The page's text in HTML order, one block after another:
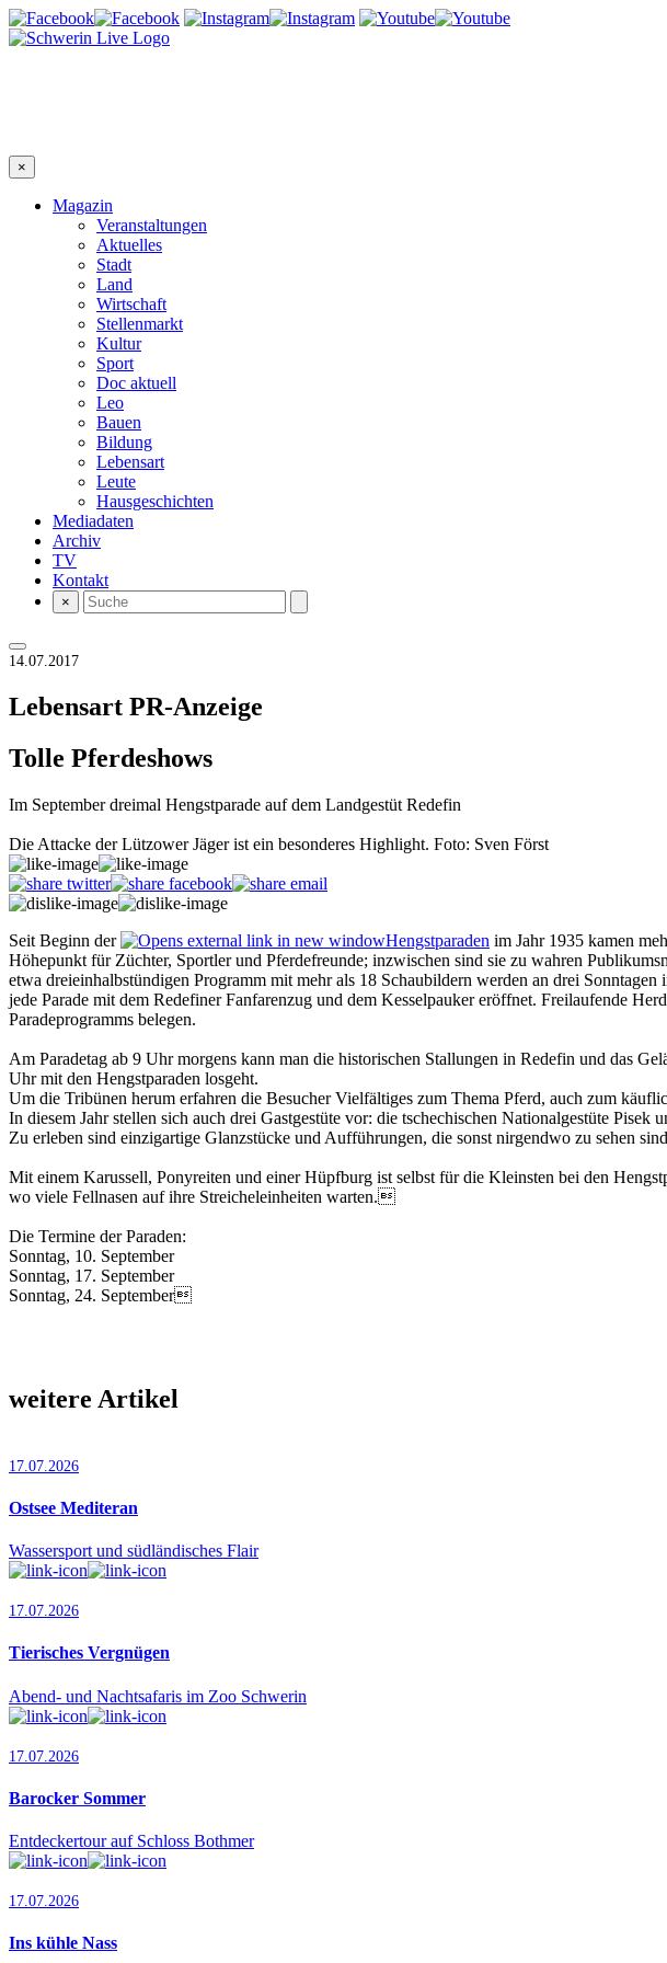
×
Magazin
Veranstaltungen
Aktuelles
Stadt
Land
Wirtschaft
Stellenmarkt
Kultur
Sport
Doc aktuell
Leo
Bauen
Bildung
Lebensart
Leute
Hausgeschichten
Mediadaten
Archiv
TV
Kontakt
×
14.07.2017
Lebensart PR-Anzeige
Tolle Pferdeshows
Im September dreimal Hengstparade auf dem Landgestüt Redefin
Die Attacke der Lützower Jäger ist ein besonderes Highlight. Foto: Sven Först
Seit Beginn der Hengstparaden im Jahr 1935 kamen
Höhepunkt für Züchter, Sportler und Pferdefreunde; inzwischen sind sie zu wahren
etwa dreieinhalbstündigen Programm mit mehr als 18 Schaubildern werden an drei
jede Parade mit dem Redefiner Fanfarenzug und dem Kesselpauker eröffnet. Freilaufende
Paradeprogramms belegen.
Am Paradetag ab 9 Uhr morgens kann man die historischen Stallungen in Redefin und das
Uhr mit den Hengstparaden losgeht.
Um die Tribünen herum erfahren die Besucher Vielfältiges zum Thema Pferd, auch zum
In diesem Jahr stellen sich auch drei Gastgestüte vor: die tschechischen Nationalgestüte
Zu erleben sind einzigartige Glanzstücke und Aufführungen, die sonst nirgendwo zu sehen
Mit einem Karussell, Ponyreiten und einer Hüpfburg ist selbst für die Kleinsten bei den
wo viele Fellnasen auf ihre Streicheleinheiten warten.
Die Termine der Paraden:
Sonntag, 10. September
Sonntag, 17. September
Sonntag, 24. September
weitere Artikel
17.07.2026
Ostsee Mediteran
Wassersport und südländisches Flair
17.07.2026
Tierisches Vergnügen
Abend- und Nachtsafaris im Zoo Schwerin
17.07.2026
Barocker Sommer
Entdeckertour auf Schloss Bothmer
17.07.2026
Ins kühle Nass